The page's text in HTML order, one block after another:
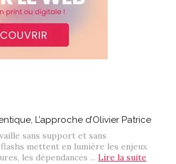
L’approche d’Olivier Patrice
sans support et sans
flashs mettent en lumière les enjeux
les dépendances ... Lire la suite